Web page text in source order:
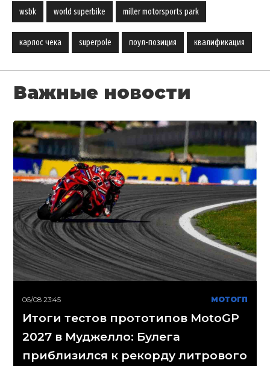
wsbk world superbike miller motorsports park
карлос чека superpole поул-позиция квалификация
Важные новости
06/08 23:45 МОТОГП
Итоги тестов прототипов MotoGP
2027 в Муджелло: Булега
приблизился к рекорду литрового